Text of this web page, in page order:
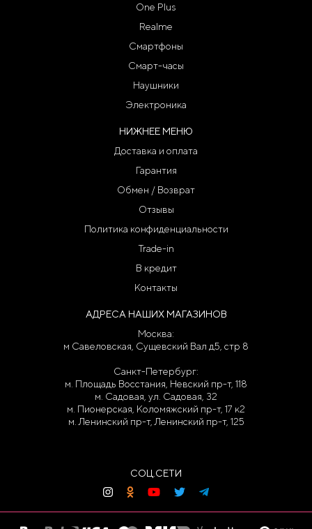
One Plus
Realme
Смартфоны
Смарт-часы
Наушники
Электроника
НИЖНЕЕ МЕНЮ
Доставка и оплата
Гарантия
Обмен / Возврат
Отзывы
Политика конфиденциальности
Trade-in
В кредит
Контакты
АДРЕСА НАШИХ МАГАЗИНОВ
Москва:
м Савеловская, Сущевский Вал д5, стр 8
Санкт-Петербург:
м. Площадь Восстания, Невский пр-т, 118
м. Садовая, ул. Садовая, 32
м. Пионерская, Коломяжский пр-т, 17 к2
м. Ленинский пр-т, Ленинский пр-т, 125
СОЦ.СЕТИ